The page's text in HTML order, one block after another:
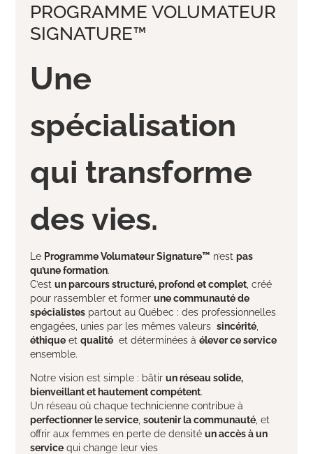
PROGRAMME VOLUMATEUR
SIGNATURE™
Une
spécialisation
qui transforme
des vies.
Le Programme Volumateur Signature™ n’est pas
qu’une formation.
C’est un parcours structuré, profond et complet, créé
pour rassembler et former une communauté de
spécialistespartout au Québec : des professionnelles
engagées, unies par les mêmes valeurs sincérité,
éthiqueet qualitéet déterminées à élever ce service
ensemble.
Notre vision est simple : bâtir un réseau solide,
bienveillant et hautement compétent.
Un réseau où chaque technicienne contribue à
perfectionner le service, soutenir la communauté, et
offrir aux femmes en perte de densité un accès à un
servicequi change leur vies